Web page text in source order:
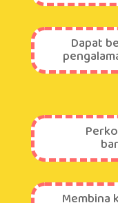
Dapat
Membina